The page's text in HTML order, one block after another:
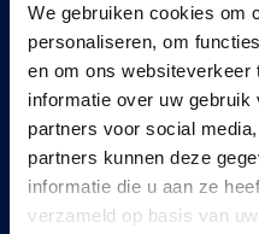
We gebruiken cookies om
personaliseren, om
en om ons websiteverkeer
informatie over uw
partners voor social
partners kunnen deze
informatie die u aan ze
verzameld op basis van
Oplossingen
Document Capture
Document Output
Expense Management
Payment Management